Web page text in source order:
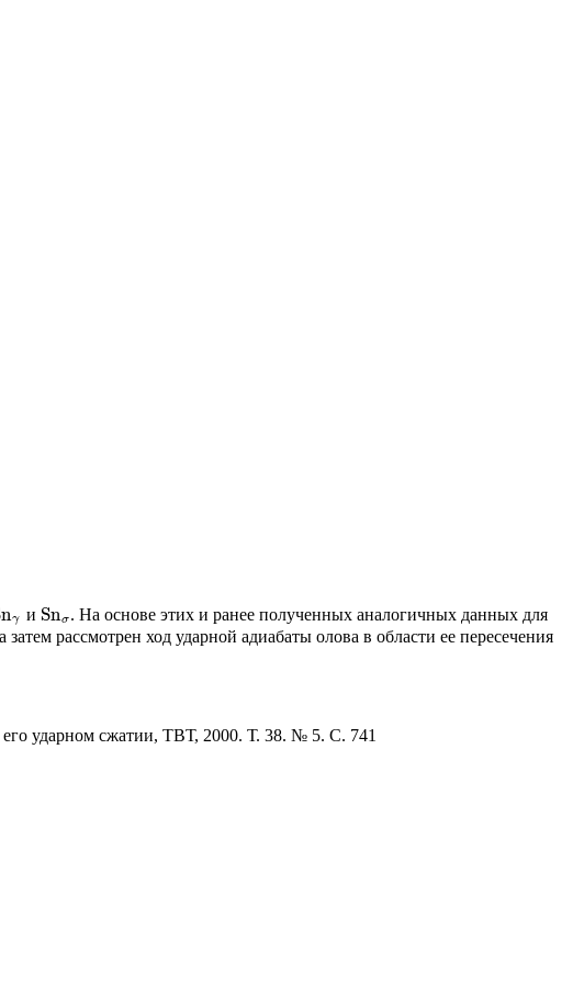
nγ
nγ и Snσ
Snσ. На основе этих и ранее полученных аналогичных данных для
затем рассмотрен ход ударной адиабаты олова в области ее пересечения
ударном сжатии, ТВТ, 2000. Т. 38. № 5. С. 741